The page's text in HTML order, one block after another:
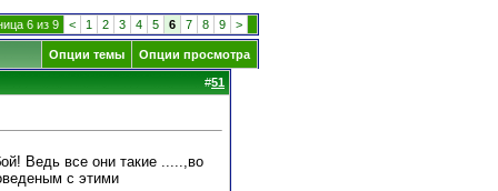
6 из 9 < 1 2 3 4 5 6 7 8 9 >
Опции темы Опции просмотра
#51
Ведь все они такие .....,во
с этими